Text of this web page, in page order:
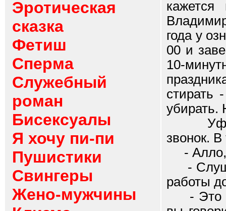
Эротическая
сказка
Фетиш
Сперма
Служебный
роман
Бисексуалы
Я хочу пи-пи
Пушистики
Свингеры
Жено-мужчины
года у
00 и
10-
стирать
убирать.
звонок. В
- Алло,
-
работы
- Это